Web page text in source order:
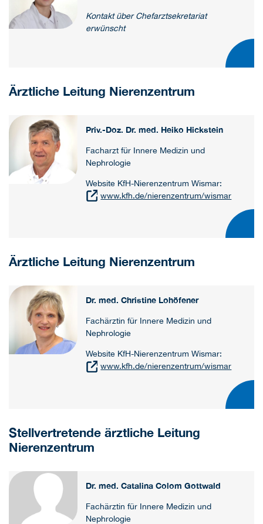
Kontakt über Chefarztsekretariat
erwünscht
Ärztliche Leitung Nierenzentrum
Priv.-Doz. Dr. med. Heiko Hickstein
Facharzt für Innere Medizin und
Nephrologie
Website KfH-Nierenzentrum Wismar:
www.kfh.de/nierenzentrum/wismar
Ärztliche Leitung Nierenzentrum
Dr. med. Christine Lohöfener
Fachärztin für Innere Medizin und
Nephrologie
Website KfH-Nierenzentrum Wismar:
www.kfh.de/nierenzentrum/wismar
Stellvertretende ärztliche Leitung
Nierenzentrum
Dr. med. Catalina Colom Gottwald
Fachärztin für Innere Medizin und
Nephrologie